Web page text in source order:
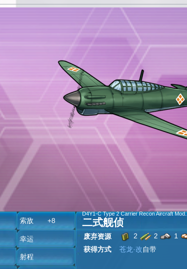
D4Y1-C Type 2 Carrier Recon Aircraft
二式舰侦
索敌 +8
幸运
射程
废弃资源 2 2 1
获得方式
苍龙·改自带